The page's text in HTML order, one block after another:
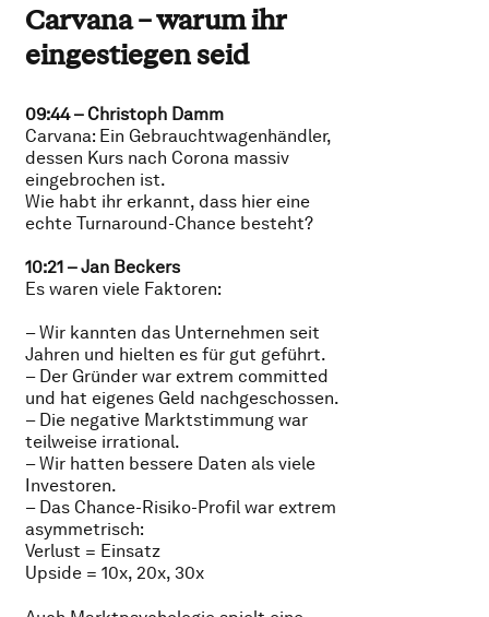
Carvana – warum ihr
eingestiegen seid
09:44 – Christoph Damm
Carvana: Ein Gebrauchtwagenhändler,
dessen Kurs nach Corona massiv
eingebrochen ist.
Wie habt ihr erkannt, dass hier eine
echte Turnaround-Chance besteht?
10:21 – Jan Beckers
Es waren viele Faktoren:
– Wir kannten das Unternehmen seit
Jahren und hielten es für gut geführt.
– Der Gründer war extrem committed
und hat eigenes Geld nachgeschossen.
– Die negative Marktstimmung war
teilweise irrational.
– Wir hatten bessere Daten als viele
Investoren.
– Das Chance-Risiko-Profil war extrem
asymmetrisch:
Verlust = Einsatz
Upside = 10x, 20x, 30x